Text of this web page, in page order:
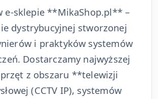
e-sklepie **MikaShop.pl** –
dystrybucyjnej stworzonej
i praktyków systemów
Dostarczamy najwyższej
z obszaru **telewizji
(CCTV IP), systemów